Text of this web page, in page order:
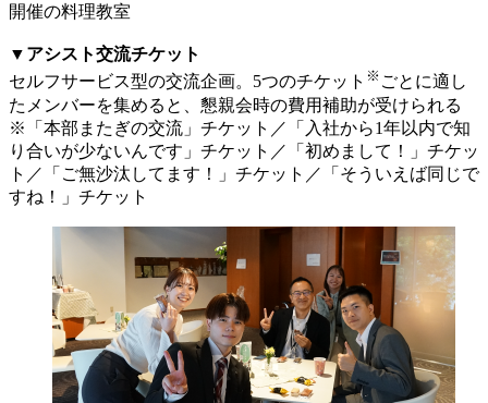
開催の料理教室
▼アシスト交流チケット
セルフサービス型の交流企画。5つのチケット ※ ごとに適し
たメンバーを集めると、懇親会時の費用補助が受けられる
※「本部またぎの交流」チケット／「入社から1年以内で知
り合いが少ないんです」チケット／「初めまして！」チケッ
ト／「ご無沙汰してます！」チケット／「そういえば同じで
すね！」チケット